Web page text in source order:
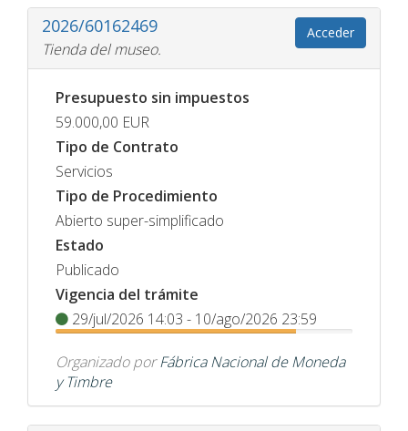
2026/60162469
Tienda del museo.
Acceder
Presupuesto sin impuestos
59.000,00 EUR
Tipo de Contrato
Servicios
Tipo de Procedimiento
Abierto super-simplificado
Estado
Publicado
Vigencia del trámite
29/jul/2026 14:03 - 10/ago/2026 23:59
Organizado por Fábrica Nacional de Moneda
y Timbre